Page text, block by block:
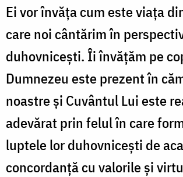
Ei vor învăţa cum este viaţa
care noi cântărim în
duhovniceşti. Îi învăţăm pe
Dumnezeu este prezent în
noastre şi Cuvântul Lui este
adevărat prin felul în care
luptele lor duhovniceşti de
concordanţă cu valorile şi